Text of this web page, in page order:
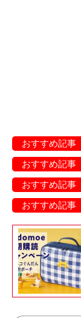
おすすめ記事
おすすめ記事
おすすめ記事
おすすめ記事